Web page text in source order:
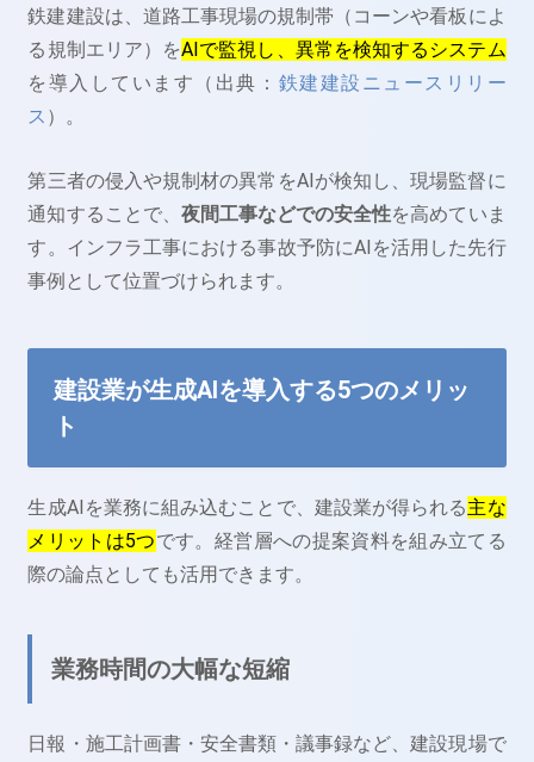
鉄建建設は、道路工事現場の規制帯（コーンや看板によ
る規制エリア）をAIで監視し、異常を検知するシステム
を導入しています（出典： 鉄建建設ニュースリリー
ス ）。
第三者の侵入や規制材の異常をAIが検知し、現場監督に
通知することで、 夜間工事などでの安全性を高めていま
す。インフラ工事における事故予防にAIを活用した先行
事例として位置づけられます。
建設業が生成AIを導入する5つのメリッ
ト
生成AIを業務に組み込むことで、建設業が得られる主な
メリットは5つです。経営層への提案資料を組み立てる
際の論点としても活用できます。
業務時間の大幅な短縮
日報・施工計画書・安全書類・議事録など、建設現場で